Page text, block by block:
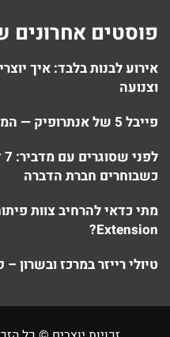
פוסטים אחרונים
אירוע לבנות בלבד: איך
וצנועה
פייבל 5 של אנתרופיק — המודל שחזר לאוויר
כשבוחרים חברת הדברה
Extension?
טיולי רייזר במרכז ובשרון